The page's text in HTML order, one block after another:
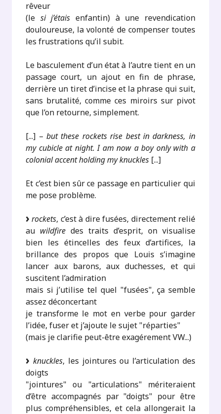
rêveur
(le si j’étais enfantin) à une revendication
douloureuse, la volonté de compenser toutes
les frustrations qu’il subit.
Le basculement d’un état à l’autre tient en un
passage court, un ajout en fin de phrase,
derrière un tiret d’incise et la phrase qui suit,
sans brutalité, comme ces miroirs sur pivot
que l’on retourne, simplement.
[...] – but these rockets rise best in darkness, in
my cubicle at night. I am now a boy only with a
colonial accent holding my knuckles [...]
Et c’est bien sûr ce passage en particulier qui
me pose problème.
rockets, c’est à dire fusées, directement relié
au wildfire des traits d’esprit, on visualise
bien les étincelles des feux d’artifices, la
brillance des propos que Louis s’imagine
lancer aux barons, aux duchesses, et qui
suscitent l’admiration
mais si j’utilise tel quel "fusées", ça semble
assez déconcertant
je transforme le mot en verbe pour garder
l’idée, fuser et j’ajoute le sujet "réparties"
(mais je clarifie peut-être exagérement VW...)
knuckles, les jointures ou l’articulation des
doigts
"jointures" ou "articulations" mériteraient
d’être accompagnés par "doigts" pour être
plus compréhensibles, et cela allongerait la